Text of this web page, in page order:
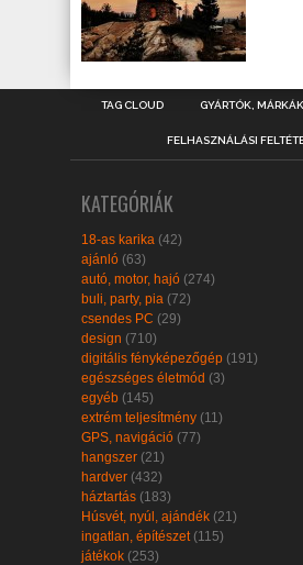
TAG CLOUD GYÁRTÓK,
FELHASZNÁLÁSI
KATEGÓRIÁK
18-as karika (42)
ajánló (63)
autó, motor, hajó (274)
buli, party, pia (72)
csendes PC (29)
design (710)
digitális fényképezőgép (191)
egészséges életmód (3)
egyéb (145)
extrém teljesítmény (11)
GPS, navigáció (77)
hangszer (21)
hardver (432)
háztartás (183)
Húsvét, nyúl, ajándék (21)
ingatlan, építészet(115)
játékok (253)